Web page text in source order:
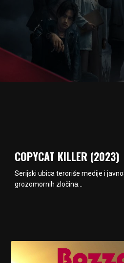
COPYCAT KILLER (2023)
Serijski ubica teroriše medije i
grozomornih zločina…